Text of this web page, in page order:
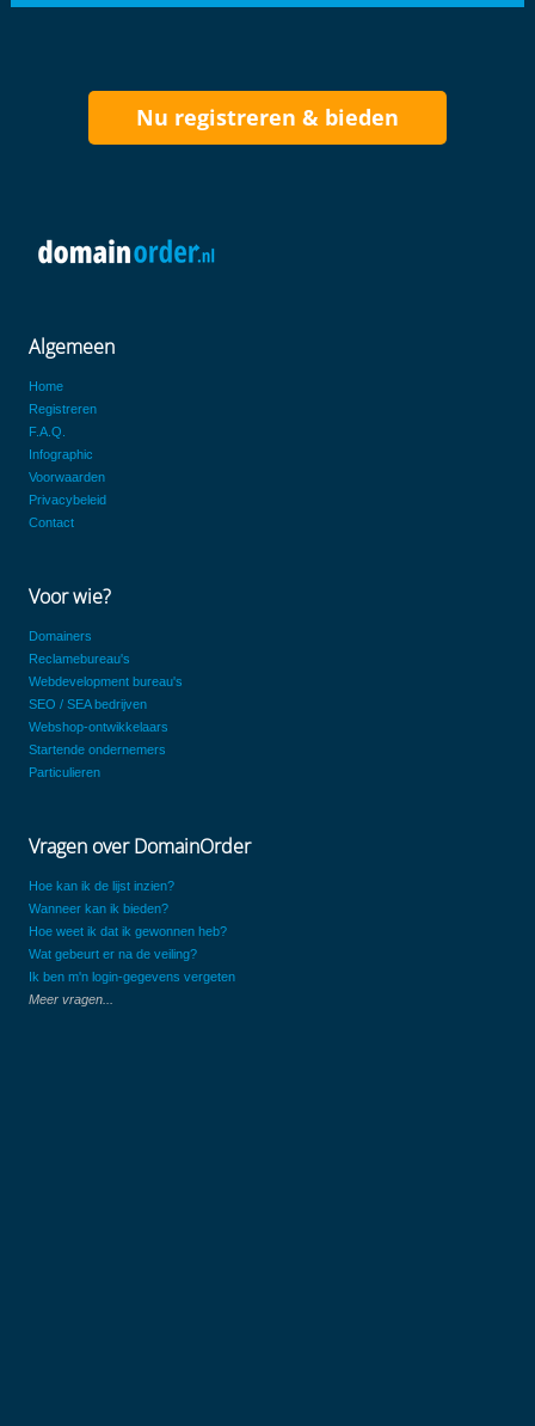
Nu registreren & bieden
Algemeen
Home
Registreren
F.A.Q.
Infographic
Voorwaarden
Privacybeleid
Contact
Voor wie?
Domainers
Reclamebureau's
Webdevelopment bureau's
SEO / SEA bedrijven
Webshop-ontwikkelaars
Startende ondernemers
Particulieren
Vragen over DomainOrder
Hoe kan ik de lijst inzien?
Wanneer kan ik bieden?
Hoe weet ik dat ik gewonnen heb?
Wat gebeurt er na de veiling?
Ik ben m'n login-gegevens vergeten
Meer vragen...